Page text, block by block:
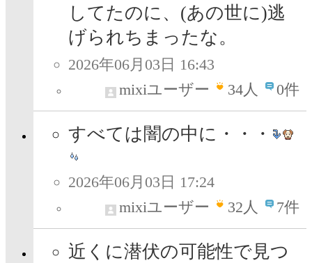
してたのに、(あの世に)逃
げられちまったな。
2026年06月03日 16:43
mixiユーザー
34人 0件
すべては闇の中に・・・
2026年06月03日 17:24
mixiユーザー
32人 7件
近くに潜伏の可能性で見つ